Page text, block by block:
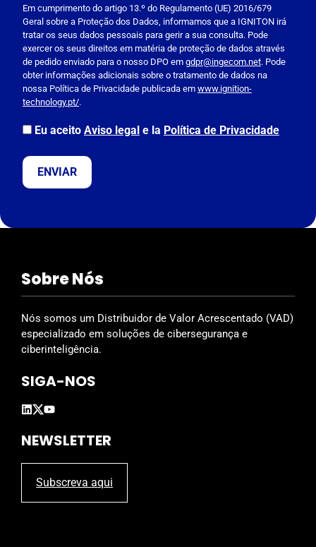
l
e
a
s
e
l
e
a
e
s
e
l
d
e
m
t
.
Em cumprimento do artigo 13.º do Regulamento (UE) 2016/679
Geral sobre a Proteção dos Dados, informamos que a IGNITON irá
tratar os seus dados pessoais para gerir a sua consulta. Pode
exercer os seus direitos em matéria de proteção de dados através
de pedido enviado para o nosso DPO em gdpr@ingecom.net. Pode
obter informações adicionais sobre o tratamento de dados na
nossa Política de Privacidade publicada em www.ignition-
technology.pt/.
Eu aceito Aviso legal e la Política de Privacidade
Sobre Nós
Nós somos um Distribuidor de Valor Acrescentado (VAD)
especializado em soluções de cibersegurança e
ciberinteligência.
SIGA-NOS
NEWSLETTER
Subscreva aqui